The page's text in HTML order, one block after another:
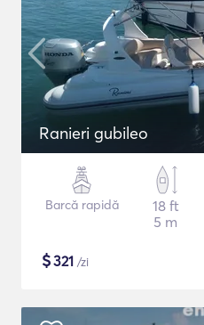
Ranieri gubileo
Barcă rapidă
18 ft
5 m
$321 /zi